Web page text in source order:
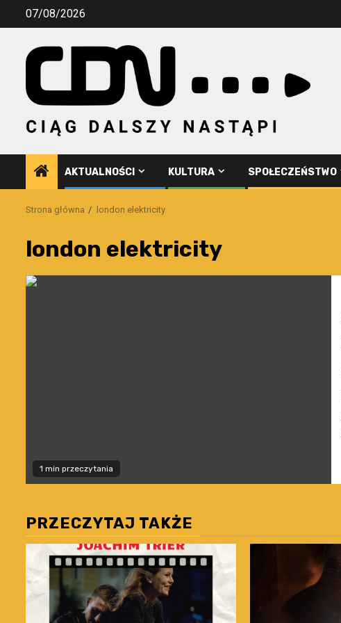
Przejdź07/08/2026
AKTUALNOŚCI KULTURA SPOŁECZEŃSTWO
Strona główna london elektricity
london elektricity
1 min przeczytania
PRZECZYTAJ TAKŻE